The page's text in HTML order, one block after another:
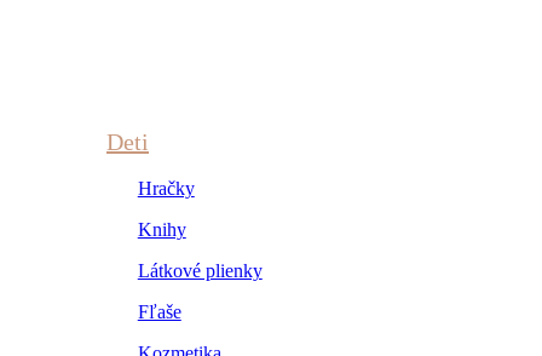
Deti
Hračky
Knihy
Látkové plienky
Fľaše